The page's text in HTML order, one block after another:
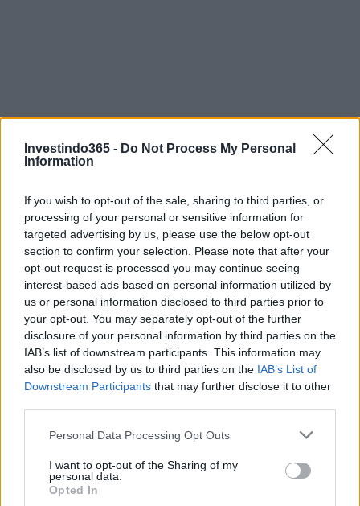
Investindo365 - Do Not Process My Personal
Information
If you wish to opt-out of the sale, sharing to third parties, or
processing of your personal or sensitive information for
targeted advertising by us, please use the below opt-out
section to confirm your selection. Please note that after your
opt-out request is processed you may continue seeing
interest-based ads based on personal information utilized by
us or personal information disclosed to third parties prior to
your opt-out. You may separately opt-out of the further
disclosure of your personal information by third parties on the
IAB’s list of downstream participants. This information may
also be disclosed by us to third parties on the IAB’s List of
Downstream Participants that may further disclose it to other
Please note that this website/app uses one or more Google
not limited to your visit or usage behaviour. You may click to
grant or deny consent to Google and its third-party tags to
use your data for below specified purposes in below Google
Personal Data Processing Opt Outs
I want to opt-out of the Sharing of my
personal data.
Opted In
Continue lendo
FINANÇA